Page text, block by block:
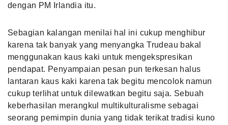
dengan PM Irlandia itu.
Sebagian kalangan menilai hal ini cukup menghibur
karena tak banyak yang menyangka Trudeau bakal
menggunakan kaus kaki untuk mengekspresikan
pendapat. Penyampaian pesan pun terkesan halus
lantaran kaus kaki karena tak begitu mencolok namun
cukup terlihat untuk dilewatkan begitu saja. Sebuah
keberhasilan merangkul multikulturalisme sebagai
seorang pemimpin dunia yang tidak terikat tradisi kuno